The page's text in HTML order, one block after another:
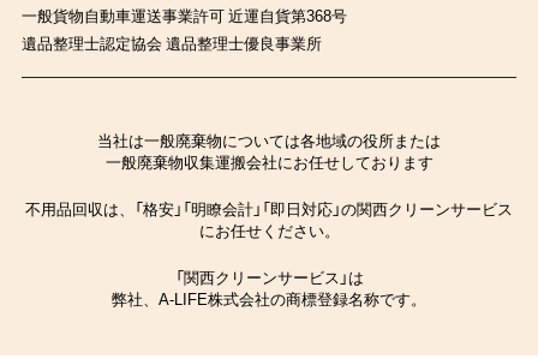
一般貨物自動車運送事業許可 近運自貨第368号
遺品整理士認定協会 遺品整理士優良事業所
当社は一般廃棄物については各地域の役所または
一般廃棄物収集運搬会社にお任せしております
不用品回収は、「格安」「明瞭会計」「即日対応」の関西クリーンサービス
にお任せください。
「関西クリーンサービス」は
弊社、A-LIFE株式会社の商標登録名称です。